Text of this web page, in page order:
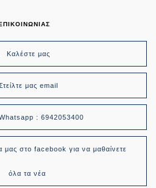
Καλέστε μας
μας email
: 6942053400
μας στο facebook για να μαθαίνετε
όλα τα νέα